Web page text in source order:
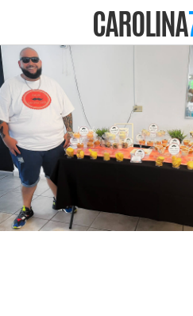
CAROLINA